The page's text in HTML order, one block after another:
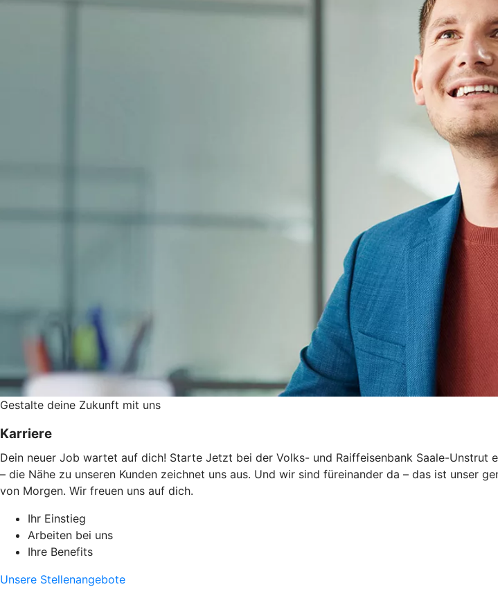
Gestalte deine Zukunft mit uns
Karriere
Dein neuer Job wartet auf dich! Starte Jetzt bei der Volks- und Raiffeisenbank Saale-
– die Nähe zu unseren Kunden zeichnet uns aus. Und wir sind füreinander da – das ist unser
von Morgen. Wir freuen uns auf dich.
Ihr Einstieg
Arbeiten bei uns
Ihre Benefits
Unsere Stellenangebote